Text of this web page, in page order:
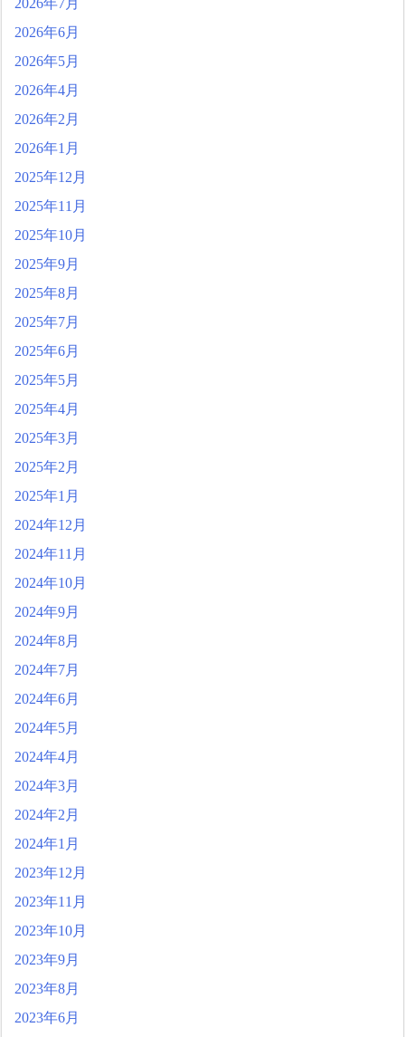
in Showbiz
【日本代表】ボーフム浅
たらす！ドイツ紙
海外サッカー、引退する
双する
Powered by livedoor 相互RS
2026年7月
2026年6月
2026年5月
2026年4月
2026年2月
2026年1月
2025年12月
2025年11月
2025年10月
2025年9月
2025年8月
2025年7月
2025年6月
2025年5月
2025年4月
2025年3月
2025年2月
2025年1月
2024年12月
2024年11月
2024年10月
2024年9月
2024年8月
2024年7月
2024年6月
2024年5月
2024年4月
2024年3月
2024年2月
2024年1月
2023年12月
2023年11月
2023年10月
2023年9月
2023年8月
2023年6月